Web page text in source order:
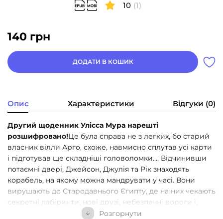
10 (1)
140 грн
ДОДАТИ В КОШИК
Опис Характеристики Відгуки (0)
Другий щоденник Улісса Мура нарешті
розшифровано!Це була справа не з легких, бо старий
власник вілли Арго, схоже, навмисно сплутав усі карти
і підготував ще складніші головоломки…. Відчинивши
потаємні двері, Джейсон, Джулія та Рік знаходять
корабель, на якому можна мандрувати у часі. Вони
вирушають до Стародавнього Єгипту, де на них чекають
секретні лабіринти, нові друзі, небезпечні вороги і,
звичайно ж, надскладні завдання й загадки. Але хто й
Розгорнути